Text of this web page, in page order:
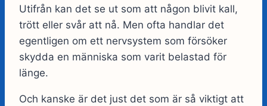
Utifrån kan det se ut som att någon blivit kall,
trött eller svår att nå. Men ofta handlar det
egentligen om ett nervsystem som försöker
skydda en människa som varit belastad för
länge.
Och kanske är det just det som är så viktigt att